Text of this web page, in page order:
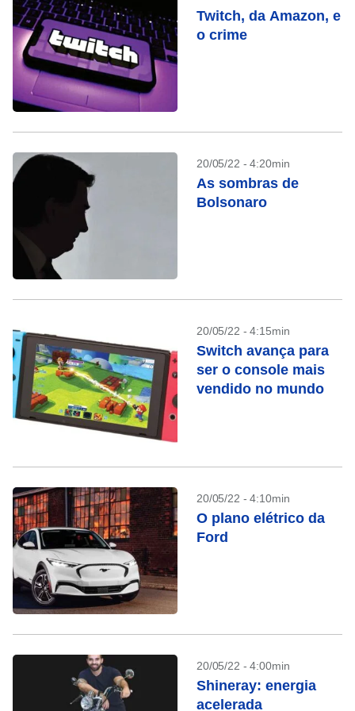
Twitch, da Amazon, e
o crime
20/05/22 - 4:20min
As sombras de
Bolsonaro
20/05/22 - 4:15min
Switch avança para
ser o console mais
vendido no mundo
20/05/22 - 4:10min
O plano elétrico da
Ford
20/05/22 - 4:00min
Shineray: energia
acelerada